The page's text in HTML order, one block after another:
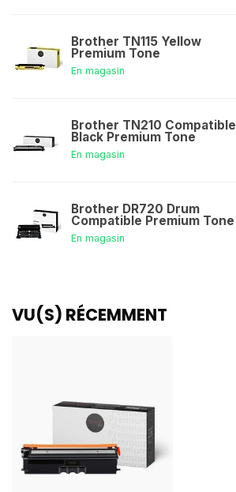
Brother TN115 Yellow
Premium Tone
En magasin
Brother TN210 Compatible
Black Premium Tone
En magasin
Brother DR720 Drum
Compatible Premium Tone
En magasin
VU(S) RÉCEMMENT